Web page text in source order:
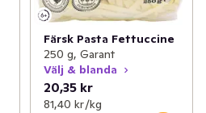
Färsk Pasta Fettuccine
250 g, Garant
Välj & blanda
20,35 kr
81,40 kr /kg